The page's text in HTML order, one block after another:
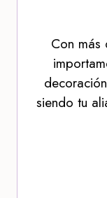
Con más
siendo tu